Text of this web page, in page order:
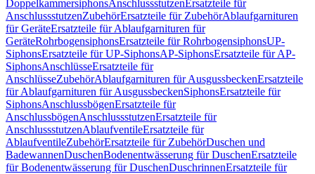
DoppelkammersiphonsAnschlussstutzenErsatzteile für
AnschlussstutzenZubehörErsatzteile für ZubehörAblaufgarnituren
für GeräteErsatzteile für Ablaufgarnituren für
GeräteRohrbogensiphonsErsatzteile für RohrbogensiphonsUP-
SiphonsErsatzteile für UP-SiphonsAP-SiphonsErsatzteile für AP-
SiphonsAnschlüsseErsatzteile für
AnschlüsseZubehörAblaufgarnituren für AusgussbeckenErsatzteile
für Ablaufgarnituren für AusgussbeckenSiphonsErsatzteile für
SiphonsAnschlussbögenErsatzteile für
AnschlussbögenAnschlussstutzenErsatzteile für
AnschlussstutzenAblaufventileErsatzteile für
AblaufventileZubehörErsatzteile für ZubehörDuschen und
BadewannenDuschenBodenentwässerung für DuschenErsatzteile
für Bodenentwässerung für DuschenDuschrinnenErsatzteile für